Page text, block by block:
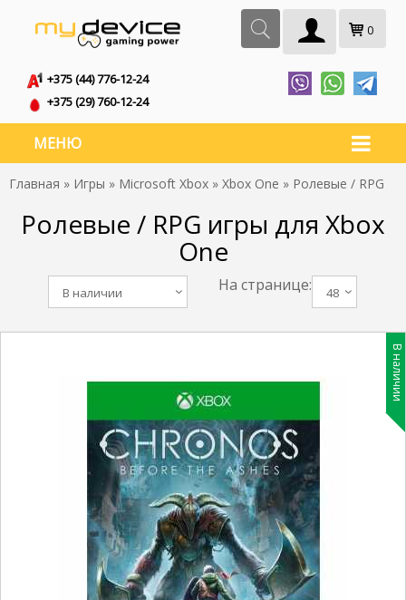
0
+375 (44) 776-12-24
+375 (29) 760-12-24
МЕНЮ
Главная » Игры » Microsoft Xbox » Xbox One » Ролевые / RPG
Ролевые / RPG игры для Xbox
One
На странице: 48
В наличии
В наличии